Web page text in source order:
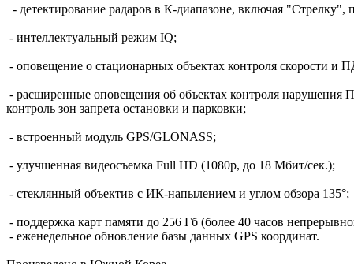
- детектирование радаров в К-диапазоне, включая
- интеллектуальный режим IQ;
- оповещение о стационарных объектах контроля скорости и
- расширенные оповещения об объектах контроля нарушения
контроль зон запрета остановки и парковки;
- встроенный модуль GPS/GLONASS;
- улучшенная видеосъемка Full HD (1080p, до 18 Мбит/сек.);
- стеклянный объектив с ИК-напылением и углом обзора 135°;
- поддержка карт памяти до 256 Гб (более 40 часов
- еженедельное обновление базы данных GPS координат.